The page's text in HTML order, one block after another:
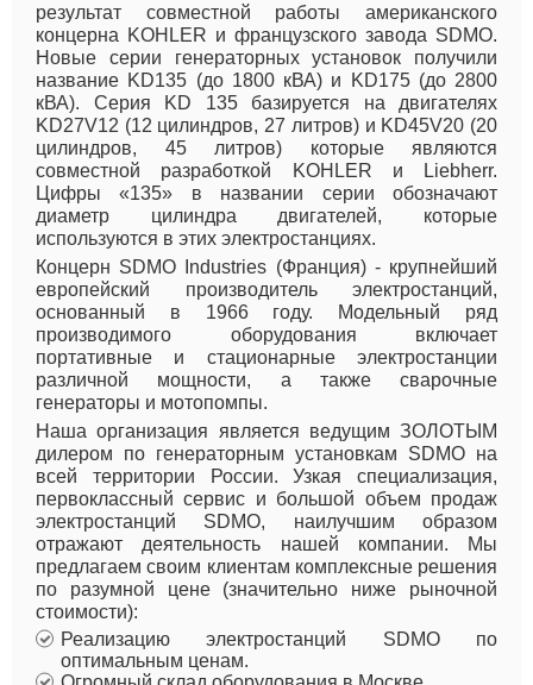
результат совместной работы американского
концерна KOHLER и французского завода SDMO.
Новые серии генераторных установок получили
название KD135 (до 1800 кВА) и KD175 (до 2800
кВА). Серия KD 135 базируется на двигателях
KD27V12 (12 цилиндров, 27 литров) и KD45V20 (20
цилиндров, 45 литров) которые являются
совместной разработкой KOHLER и Liebherr.
Цифры «135» в названии серии обозначают
диаметр цилиндра двигателей, которые
используются в этих электростанциях.
Концерн SDMO Industries (Франция) - крупнейший
европейский производитель электростанций,
основанный в 1966 году. Модельный ряд
производимого оборудования включает
портативные и стационарные электростанции
различной мощности, а также сварочные
генераторы и мотопомпы.
Наша организация является ведущим ЗОЛОТЫМ
дилером по генераторным установкам SDMO на
всей территории России. Узкая специализация,
первоклассный сервис и большой объем продаж
электростанций SDMO, наилучшим образом
отражают деятельность нашей компании. Мы
предлагаем своим клиентам комплексные решения
по разумной цене (значительно ниже рыночной
стоимости):
Реализацию электростанций SDMO по
оптимальным ценам.